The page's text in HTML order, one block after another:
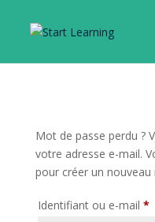
Mot de passe perdu ?
votre adresse e-mail.
pour créer un nouveau
Identifiant ou e-mail *